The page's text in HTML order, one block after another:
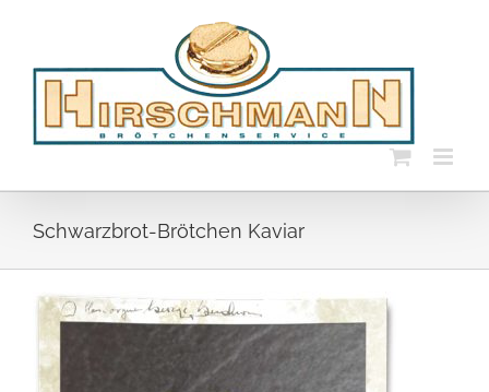
Schwarzbrot-Brötchen Kaviar